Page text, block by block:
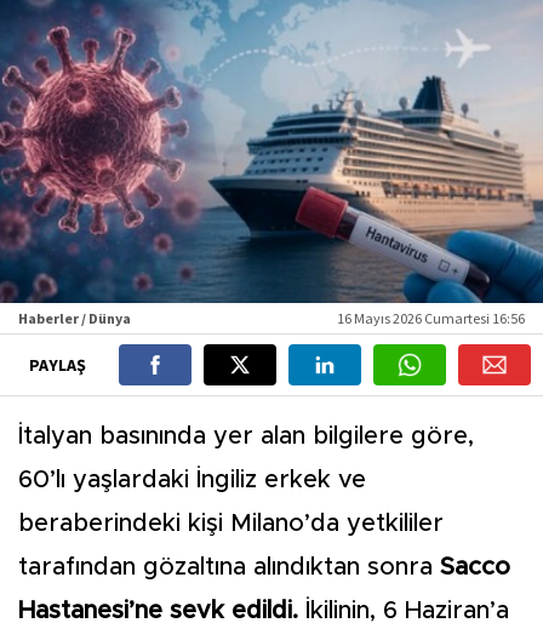
Haberler / Dünya 16 Mayıs 2026 Cumartesi 16:56
PAYLAŞ
İtalyan basınında yer alan bilgilere göre,
60’lı yaşlardaki İngiliz erkek ve
beraberindeki kişi Milano’da yetkililer
tarafından gözaltına alındıktan sonra Sacco
Hastanesi’ne sevk edildi.
İkilinin, 6 Haziran’a